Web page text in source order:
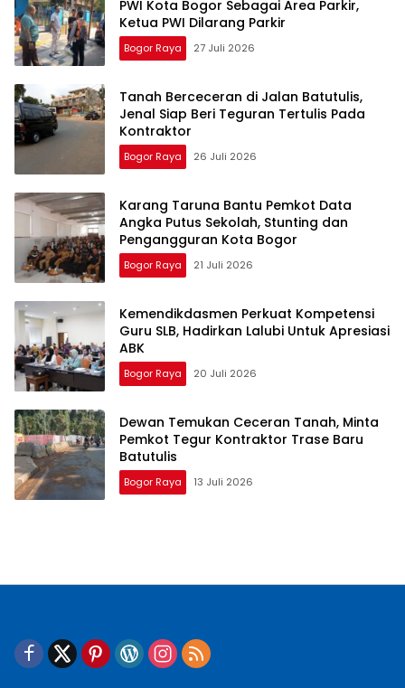
PWI Kota Bogor Sebagai Area Parkir,
Ketua PWI Dilarang Parkir
Bogor Raya 27 Juli 2026
Tanah Berceceran di Jalan Batutulis,
Jenal Siap Beri Teguran Tertulis Pada
Kontraktor
Bogor Raya 26 Juli 2026
Karang Taruna Bantu Pemkot Data
Angka Putus Sekolah, Stunting dan
Pengangguran Kota Bogor
Bogor Raya 21 Juli 2026
Kemendikdasmen Perkuat Kompetensi
Guru SLB, Hadirkan Lalubi Untuk Apresiasi
ABK
Bogor Raya 20 Juli 2026
Dewan Temukan Ceceran Tanah, Minta
Pemkot Tegur Kontraktor Trase Baru
Batutulis
Bogor Raya 13 Juli 2026